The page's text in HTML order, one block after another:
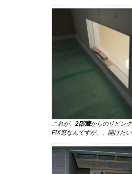
これが、2階蔵からのリビン
FIX窓なんですが、、開けた